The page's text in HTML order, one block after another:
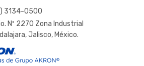
3134-0500
Nº 2270 Zona Industrial
Jalisco, México.